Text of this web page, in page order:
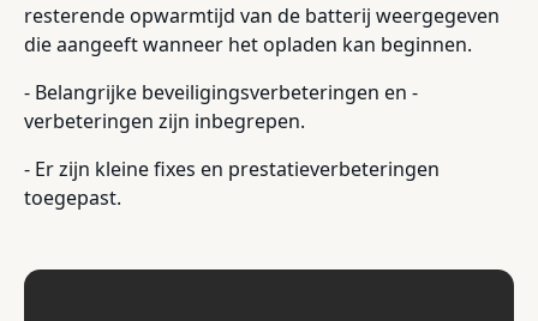
resterende opwarmtijd van de batterij weergegeven
die aangeeft wanneer het opladen kan beginnen.
- Belangrijke beveiligingsverbeteringen en -
verbeteringen zijn inbegrepen.
- Er zijn kleine fixes en prestatieverbeteringen
toegepast.